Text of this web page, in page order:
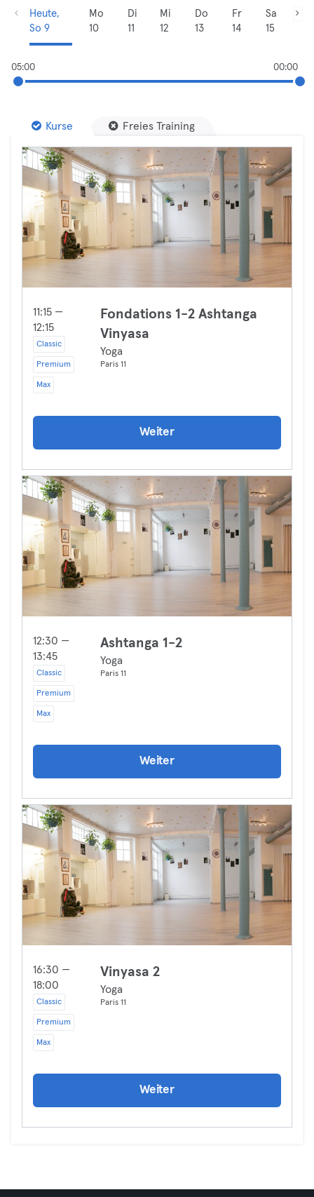
Heute,
So 9
Mo
10
Di
11
Mi
12
Do
13
Fr
14
Sa
15
05:00 00:00
Kurse Freies Training
11:15 —
12:15
Classic
Premium
Max
Fondations 1-2 Ashtanga
Vinyasa
Yoga
Paris 11
Weiter
12:30 —
13:45
Classic
Premium
Max
Ashtanga 1-2
Yoga
Paris 11
Weiter
16:30 —
18:00
Classic
Premium
Max
Vinyasa 2
Yoga
Paris 11
Weiter